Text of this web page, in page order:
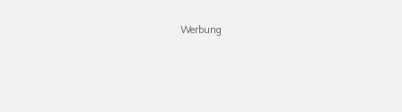
Werbung